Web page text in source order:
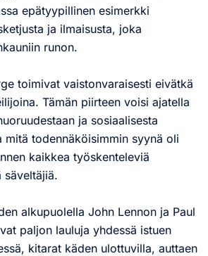
epätyypillinen esimerkki
ja ilmaisusta, joka
runon.
toimivat vaistonvaraisesti eivätkä
Tämän piirteen voisi ajatella
ja sosiaalisesta
mitä todennäköisimmin syynä oli
kaikkea työskenteleviä
säveltäjiä.
alkupuolella John Lennon ja Paul
paljon lauluja yhdessä istuen
kitarat käden ulottuvilla, auttaen